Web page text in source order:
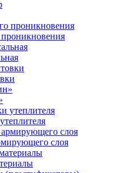
проникновения
слоя